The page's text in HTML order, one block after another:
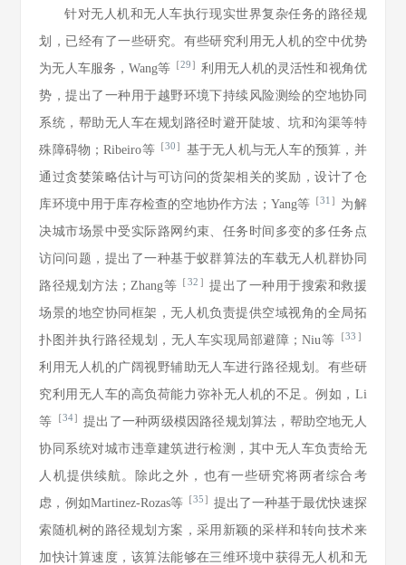
针对无人机和无人车执行现实世界复杂任务的路径规
划，已经有了一些研究。有些研究利用无人机的空中优势
为无人车服务，Wang等 ［29］利用无人机的灵活性和视角优
势，提出了一种用于越野环境下持续风险测绘的空地协同
系统，帮助无人车在规划路径时避开陡坡、坑和沟渠等特
殊障碍物；Ribeiro等 ［30］ 基于无人机与无人车的预算，并
通过贪婪策略估计与可访问的货架相关的奖励，设计了仓
库环境中用于库存检查的空地协作方法；Yang等 ［31 ］ 为解
决城市场景中受实际路网约束、任务时间多变的多任务点
访问问题，提出了一种基于蚁群算法的车载无人机群协同
路径规划方法；Zhang等 ［32 ］提出了一种用于搜索和救援
场景的地空协同框架，无人机负责提供空域视角的全局拓
扑图并执行路径规划，无人车实现局部避障；Niu等 ［33 ］
利用无人机的广阔视野辅助无人车进行路径规划。有些研
究利用无人车的高负荷能力弥补无人机的不足。例如，Li
等 ［34］提出了一种两级模因路径规划算法，帮助空地无人
协同系统对城市违章建筑进行检测，其中无人车负责给无
人机提供续航。除此之外，也有一些研究将两者综合考
虑，例如Martinez-Rozas等 ［35］ 提出了一种基于最优快速探
索随机树的路径规划方案，采用新颖的采样和转向技术来
加快计算速度，该算法能够在三维环境中获得无人机和无